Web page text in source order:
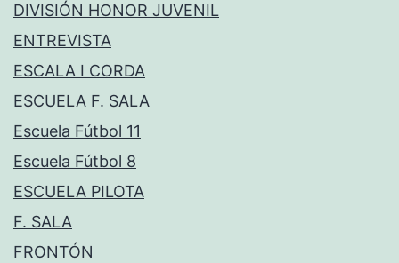
DIVISIÓN HONOR JUVENIL
ENTREVISTA
ESCALA I CORDA
ESCUELA F. SALA
Escuela Fútbol 11
Escuela Fútbol 8
ESCUELA PILOTA
F. SALA
FRONTÓN